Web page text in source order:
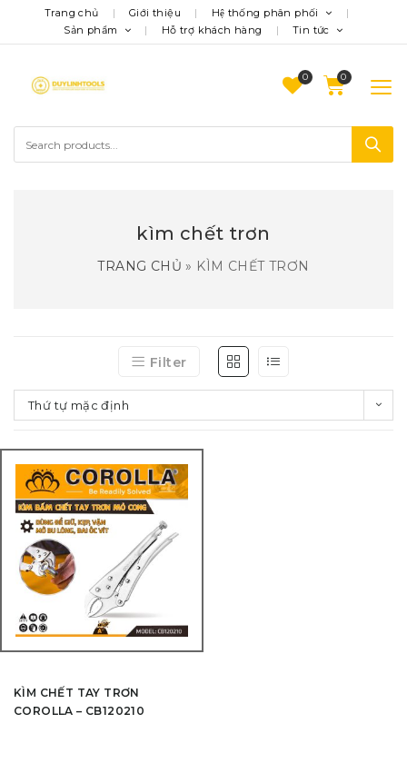
Trang chủ Giới thiệu
Hệ thống phân phối
Sản phẩm
Hỗ trợ khách hàng Tin tức
0
kìm chết trơn
TRANG CHỦ » KÌM CHẾT TRƠN
Filter
Thứ tự mặc định
KÌM CHẾT TAY TRƠN
COROLLA – CB120210